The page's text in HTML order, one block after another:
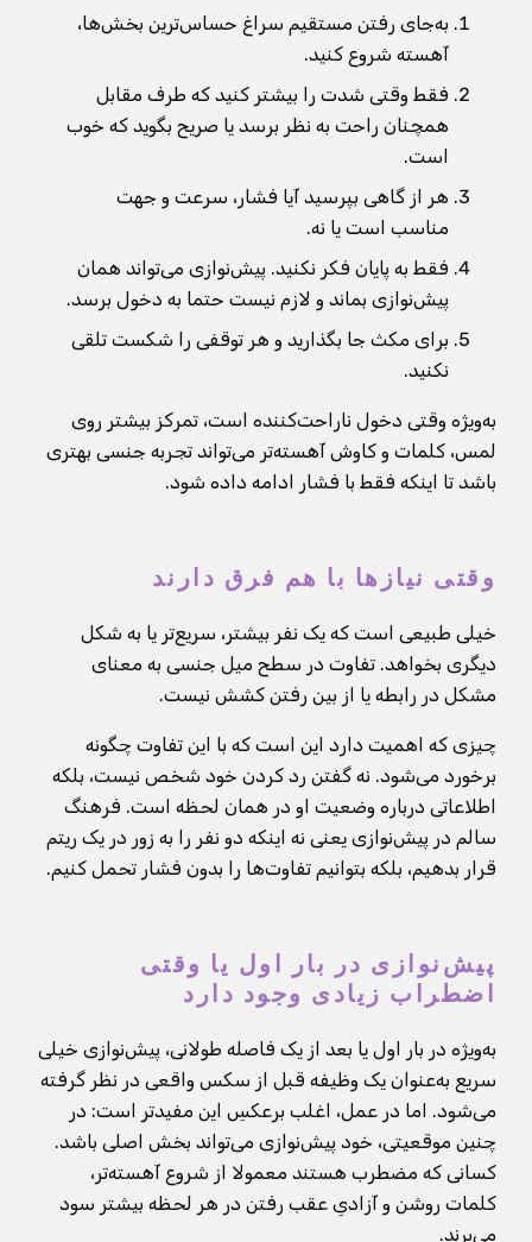
به‌جای رفتن مستقیم سراغ حساس‌ترین بخش‌ها،
آهسته شروع کنید.
فقط وقتی شدت را بیشتر کنید که طرف مقابل
همچنان راحت به نظر برسد یا صریح بگوید که خوب
است.
هر از گاهی بپرسید آیا فشار، سرعت و جهت
مناسب است یا نه.
فقط به پایان فکر نکنید. پیش‌نوازی می‌تواند همان
پیش‌نوازی بماند و لازم نیست حتما به دخول برسد.
برای مکث جا بگذارید و هر توقفی را شکست تلقی
نکنید.
به‌ویژه وقتی دخول ناراحت‌کننده است، تمرکز بیشتر روی
لمس، کلمات و کاوش آهسته‌تر می‌تواند تجربه جنسی بهتری
باشد تا اینکه فقط با فشار ادامه داده شود.
وقتی نیازها با هم فرق دارند
خیلی طبیعی است که یک نفر بیشتر، سریع‌تر یا به شکل
دیگری بخواهد. تفاوت در سطح میل جنسی به معنای
مشکل در رابطه یا از بین رفتن کشش نیست.
چیزی که اهمیت دارد این است که با این تفاوت چگونه
برخورد می‌شود. نه گفتن رد کردن خود شخص نیست، بلکه
اطلاعاتی درباره وضعیت او در همان لحظه است. فرهنگ
سالم در پیش‌نوازی یعنی نه اینکه دو نفر را به زور در یک ریتم
قرار بدهیم، بلکه بتوانیم تفاوت‌ها را بدون فشار تحمل کنیم.
پیش‌نوازی در بار اول یا وقتی
اضطراب زیادی وجود دارد
به‌ویژه در بار اول یا بعد از یک فاصله طولانی، پیش‌نوازی خیلی
سریع به‌عنوان یک وظیفه قبل از سکس واقعی در نظر گرفته
می‌شود. اما در عمل، اغلب برعکسِ این مفیدتر است: در
چنین موقعیتی، خود پیش‌نوازی می‌تواند بخش اصلی باشد.
کسانی که مضطرب هستند معمولا از شروع آهسته‌تر،
کلمات روشن و آزادیِ عقب رفتن در هر لحظه بیشتر سود
می‌برند.